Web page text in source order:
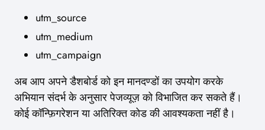
utm_source
utm_medium
utm_campaign
अब आप अपने डैशबोर्ड को इन मानदण्डों का उपयोग करके
अभियान संदर्भ के अनुसार पेजव्यूज़ को विभाजित कर सकते हैं।
कोई कॉन्फ़िगरेशन या अतिरिक्त कोड की आवश्यकता नहीं है।